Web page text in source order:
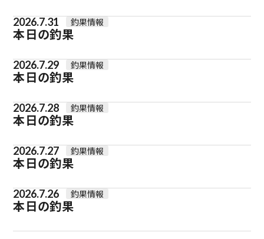
2026.7.31 釣果情報
本日の釣果
2026.7.29 釣果情報
本日の釣果
2026.7.28 釣果情報
本日の釣果
2026.7.27 釣果情報
本日の釣果
2026.7.26 釣果情報
本日の釣果